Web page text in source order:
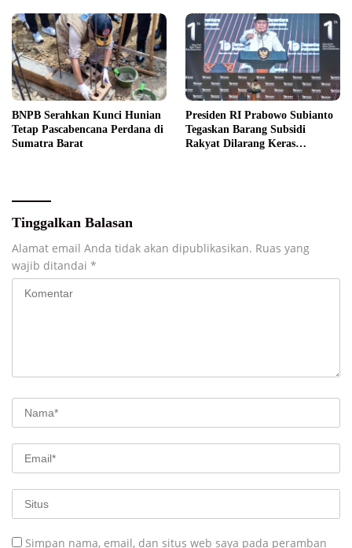
BNPB Serahkan Kunci Hunian
Tetap Pascabencana Perdana di
Sumatra Barat
Presiden RI Prabowo Subianto
Tegaskan Barang Subsidi
Rakyat Dilarang Keras
Tinggalkan Balasan
Alamat email Anda tidak akan dipublikasikan. Ruas yang
wajib ditandai *
Simpan nama, email, dan situs web saya pada peramban